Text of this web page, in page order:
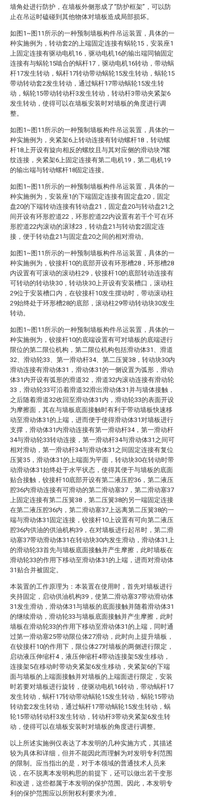
墙角处进行防护，在墙板外侧形成了“防护框架”，可以防
止在吊运时磕碰到其他物体对墙板造成局部损坏。
如图1~图11所示的一种预制墙板构件吊运装置，具体的一
种实施例为，转动套2的上端固定连接有蜗轮15，安装座1
上固定连接有驱动电机16，驱动电机16的输出端同轴固定
连接有与蜗轮15啮合的蜗杆17，驱动电机16转动，带动蜗
杆17发生转动，蜗杆17转动带动蜗轮15发生转动，蜗轮15
带动转动套2发生转动，通过蜗杆17带动蜗轮15发生转
动，蜗轮15带动转动杆3发生转动，转动杆3带动夹紧架6
发生转动，使得可以在墙板安装时对墙板的角度进行调
整。
如图1~图11所示的一种预制墙板构件吊运装置，具体的一
种实施例为，夹紧架6上转动连接有转动螺杆18，转动螺
杆18上开设有旋向相反的螺纹且与其对应侧的滑动块7螺
纹连接，夹紧架6上固定连接有第二电机19，第二电机19
的输出端与转动螺杆18固定连接。
如图1~图11所示的一种预制墙板构件吊运装置，具体的一
种实施例为，安装座1的下端固定连接有固定盘20，固定
盘20的下端转动连接有转动盘21，固定盘20与转动盘21之
间开设有环形腔道22，环形腔道22内设置有若干个可在环
形腔道22内滚动的滚球23，转动盘21与转动套2固定连
接，便于转动盘21与固定盘20之间的相对滑动。
如图1~图11所示的一种预制墙板构件吊运装置，具体的一
种实施例为，铰接杆10的底部开设有环形槽28，环形槽28
内设置有可滚动的滚动柱29，铰接杆10的底部转动连接有
可转动的转动块30，转动块30上开设有安装槽口，滚动柱
29位于安装槽口内，在铰接杆10发生摆动时，带动滚动柱
29始终处于环形槽28的底部，滚动柱29带动转动块30发生
转动。
如图1~图11所示的一种预制墙板构件吊运装置，具体的一
种实施例为，铰接杆10的底端设置有可对墙板的底端进行
限位的第二限位机构，第二限位机构包括滑动体31、滑道
32、滑动轮33、第一滑动杆34、第二压簧38，转动块30内
滑动连接有滑动体31，滑动体31的一侧设置为弧形，滑动
体31内开设有弧形的滑道32，滑道32内滚动连接有滑动轮
33，滑动轮33可沿着滑道32滑出滑动体31并与墙体接触，
之后随着滑道32收回至滑动体31内，滑动轮33的表面开设
为摩擦面，其在与墙板底面接触时有利于带动墙板快速移
动至滑动体31的上端，进而便于使得滑动体31对墙板进行
支撑，滑动体31内滑动连接有第一滑动杆34，第一滑动杆
34与滑动轮33转动连接，第一滑动杆34与滑动体31之间可
相对滑动，第一滑动杆34与滑动体31之间固定连接有复位
压簧35，滑动体31的上端面为平面，转动块30在转动时带
动滑动体31始终处于水平状态，使得其便于与墙板的底面
贴合接触，铰接杆10底部开设有第二液压腔36，第二液压
腔36内滑动连接有可滑动的第二滑动塞37，第二滑动塞37
上固定连接有第二压簧38，第二压簧38的另一端固定连接
在第二液压腔36内，第二滑动塞37上远离第二压簧38的一
端与滑动体31固定连接，铰接杆10上设置有可向第二液压
腔36内供油的供油机构39，在对墙板进行起吊时，第二滑
动塞37带动滑动体31在转动块30内发生滑动，滑动体31上
的滑动轮33首先与墙板底面接触并产生摩擦，此时墙板在
滑动轮33的作用下移动至滑动体31的上端，进而对滑动体
31贴合并被固定。
本装置的工作原理为：本装置在使用时，首先对墙板进行
夹持固定，启动供油机构39，使第二滑动塞37带动滑动体
31发生滑动，滑动体31与墙板的底面接触并随着滑动体31
的继续滑动，滑动轮33与墙板底面接触并产生摩擦，此时
墙板在滑动轮33的作用下移动至滑动体31的上端，同时通
过第一滑动塞25带动限位体27滑动，此时向上提升墙板，
在铰接杆10的作用下，限位体27对墙板的两侧进行限定，
启动液压伸缩杆4，液压伸缩杆4带动连接架5发生移动，
连接架5在移动时带动夹紧架6发生移动，夹紧架6的下端
面与墙板的上端面接触并对墙板的上端面进行限定，安装
时若要对墙板进行旋转，使驱动电机16转动，带动蜗杆17
发生转动，蜗杆17转动带动蜗轮15发生转动，蜗轮15带动
转动套2发生转动，通过蜗杆17带动蜗轮15发生转动，蜗
轮15带动转动杆3发生转动，转动杆3带动夹紧架6发生转
动，使得可以在墙板安装时对墙板的角度进行调整。
以上所述实施例仅表达了本发明的几种实施方式，其描述
较为具体和详细，但并不能因此而理解为对发明专利范围
的限制。应当指出的是，对于本领域的普通技术人员来
说，在不脱离本发明构思的前提下，还可以做出若干变形
和改进，这些都属于本发明的保护范围。因此，本发明专
利的保护范围应以所附权利要求为准。